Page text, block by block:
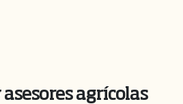
agrícolas